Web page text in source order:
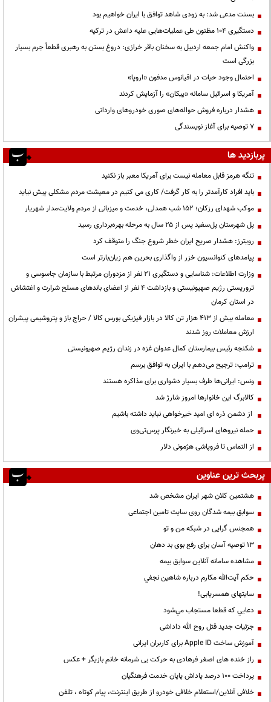
بسنت مدعی شد: به زودی شاهد توافق با ایران خواهیم بود
دستگیری ۱۰۴ مظنون طی عملیات‌هایی علیه داعش در ترکیه
واکنش امام جمعه اردبیل به سخنان باقر خرازی: دروغ بستن به رهبری قطعاً جرم بسیار
بزرگی است
احتمال وجود حیات در اقیانوس مدفون «اروپا»
آمریکا و اسرائیل سامانه «پیکان» را آزمایش کردند
هشدار درباره فروش حواله‌های صوری خودروهای وارداتی
۷ توصیه برای آغاز نویسندگی
پربازدید ها
تنگه هرمز قابل معامله نیست برای آمریکا معبر باز نکنید
باید افراد کارآمدتر را به کار گرفت/ کاری می کنیم در معیشت مردم مشکلی پیش نیاید
موکب شهدای رزکان؛ ۱۵۲ شب همدلی، خدمت و میزبانی از مردم ولایت‌مدار شهریار
پل شهرستان پل‌سفید پس از ۲۵ سال به مرحله بهره‌برداری رسید
رویترز: هشدار صریح ایران خطر شروع جنگ را متوقف کرد
پیامدهای کنوانسیون خزر از واگذاری بحرین هم زیان‌بارتر است
وزارت اطلاعات: شناسایی و دستگیری ۲۱ نفر از مزدوران مرتبط با سازمان جاسوسی و
تروریستی رژیم صهیونیستی و بازداشت ۴ نفر از اعضای باندهای مسلح شرارت و اغتشاش
در استان کرمان
معامله بیش از ۴۱۳ هزار تن کالا در بازار فیزیکی بورس کالا / حراج باز و پتروشیمی پیشران
ارزش معاملات روز شدند
شکنجه رئیس بیمارستان کمال عدوان غزه در زندان رژیم صهیونیستی
ترامپ: ترجیح می‌دهم با ایران به توافق برسم
ونس: ایرانی‌ها طرف بسیار دشواری برای مذاکره هستند
کالابرگ این خانوارها امروز شارژ شد
از دشمن ذره ای امید خیرخواهی نباید داشته باشیم
حمله نیروهای اسرائیلی به خبرنگار پرس‌تی‌وی
از التماس تا فروپاشی هژمونی دلار
پربحث ترین عناوین
هشتمین کلان شهر ایران مشخص شد
سوابق بیمه شدگان روی سایت تامین اجتماعی
همجنس گرایی در شبکه من و تو
13 توصیه آسان برای رفع بوی بد دهان
مشاهده سامانه آنلاين سوابق بیمه
حكم آيت‌الله مكارم درباره شاهين نجفي
سایتهای همسریابی!
دعايي كه قطعا مستجاب مي‌شود
جزئیات جدید قتل روح الله داداشی
آموزش ساخت Apple ID برای کاربران ایرانی
راز خنده های اصغر فرهادی به حرکت بی شرمانه خانم بازیگر + عکس
پرداخت ۱۰۰ درصد پاداش پایان خدمت فرهنگیان
خلافی آنلاین/استعلام خلافی خودرو از طریق اینترنت، پیام کوتاه ، تلفن